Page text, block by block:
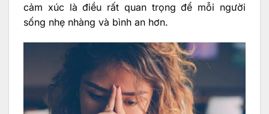
cảm xúc là điều rất quan trọng để mỗi người
sống nhẹ nhàng và bình an hơn.